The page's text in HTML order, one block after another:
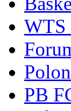
WTS
PB